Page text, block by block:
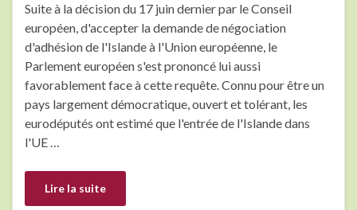
Suite à la décision du 17 juin dernier par le Conseil
européen, d'accepter la demande de négociation
d'adhésion de l'Islande à l'Union européenne, le
Parlement européen s'est prononcé lui aussi
favorablement face à cette requête. Connu pour être un
pays largement démocratique, ouvert et tolérant, les
eurodéputés ont estimé que l'entrée de l'Islande dans
l'UE …
Lire la suite